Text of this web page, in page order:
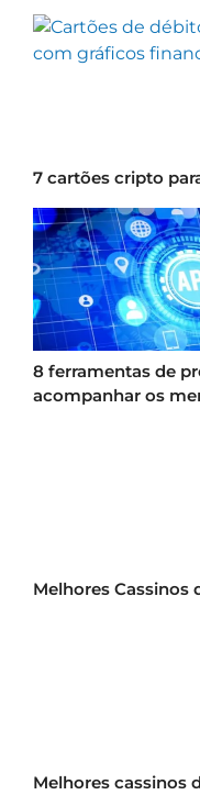
7 cartões cripto
8 ferramentas de
acompanhar os
Melhores Cassinos
Melhores cassinos